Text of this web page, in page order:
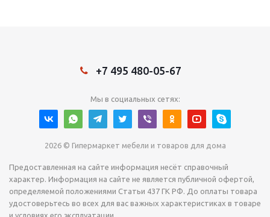
+7 495 480-05-67
Мы в социальных сетях:
2026 © Гипермаркет мебели и товаров для дома
Предоставленная на сайте информация несёт справочный
характер. Информация на сайте не является публичной офертой,
определяемой положениями Статьи 437 ГК РФ. До оплаты товара
удостоверьтесь во всех для вас важных характеристиках в товаре
и условиях его эксплуатации.